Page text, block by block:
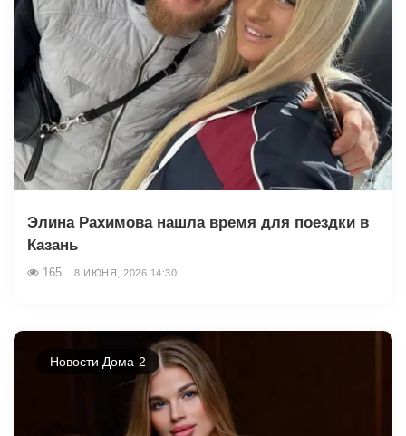
Элина Рахимова нашла время для поездки в
Казань
165 8 ИЮНЯ, 2026 14:30
Новости Дома-2